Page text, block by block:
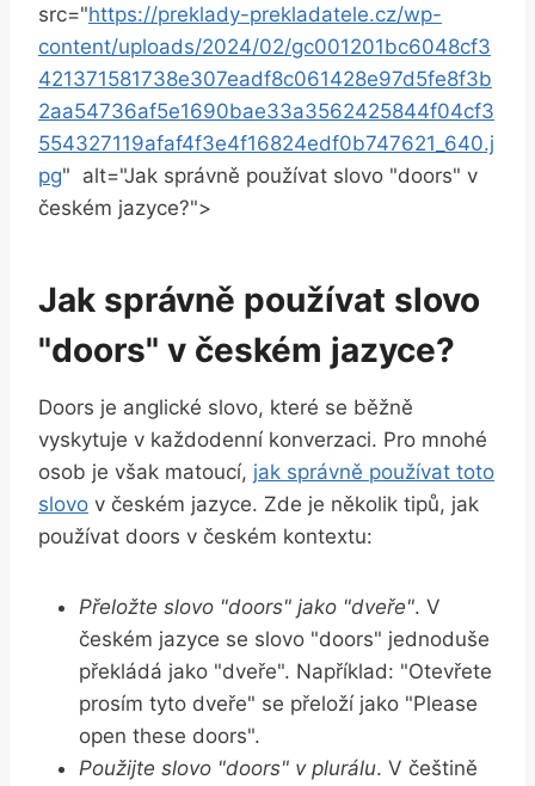
src="https://preklady-prekladatele.cz/wp-
content/uploads/2024/02/gc001201bc6048cf3
421371581738e307eadf8c061428e97d5fe8f3b
2aa54736af5e1690bae33a3562425844f04cf3
554327119afaf4f3e4f16824edf0b747621_640.j
pg" ‌ alt="Jak‌ správně používat⁣ slovo⁢ "doors" ⁤v
⁣českém jazyce?">
Jak správně používat slovo
"doors" v ⁢českém ‌jazyce?
Doors je ​anglické slovo, které se ⁣běžně
vyskytuje v každodenní konverzaci. Pro mnohé
osob je však matoucí, jak správně⁢ používat toto
slovo v českém​ jazyce. Zde⁤ je ⁤několik tipů,⁢ jak
používat ⁢doors⁣ v českém kontextu:
Přeložte slovo "doors" ⁢jako "dveře". V
českém jazyce se‍ slovo "doors" jednoduše
⁢překládá jako⁢ "dveře". Například: "Otevřete
prosím tyto dveře" se přeloží jako "Please
open‍ these doors".
Použijte⁢ slovo "doors" v plurálu. V češtině‍